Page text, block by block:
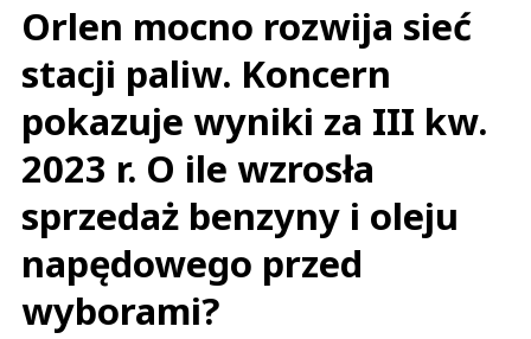
Orlen mocno rozwija sieć
stacji paliw. Koncern
pokazuje wyniki za III kw.
2023 r. O ile wzrosła
sprzedaż benzyny i oleju
napędowego przed
wyborami?